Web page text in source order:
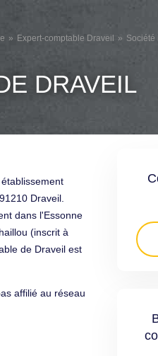
Expert-comptable Draveil Société
DRAVEIL
Draveil.
dans l'Essonne
(inscrit à
de Draveil est
affilié au réseau